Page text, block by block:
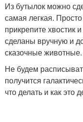
Из бутылок можно
самая легкая.
прикрепите хвостик
сделаны вручную и
сказочные животные.
Не будем
получится
что делать и как это